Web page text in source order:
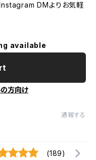
Instagram DMよりお気軽
available
方向け
通報する
(189)